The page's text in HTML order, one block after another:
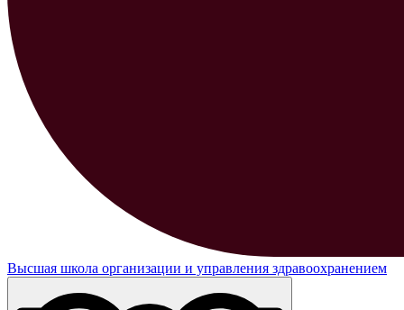
Высшая школа организации и управления здравоохранением